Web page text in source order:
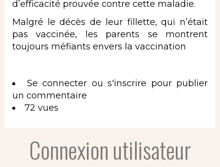
d’efficacité prouvée contre cette maladie.
Malgré le décès de leur fillette, qui n’était
pas vaccinée, les parents se montrent
toujours méfiants envers la vaccination
Se connecter ou s'inscrire pour publier
un commentaire
72 vues
Connexion utilisateur